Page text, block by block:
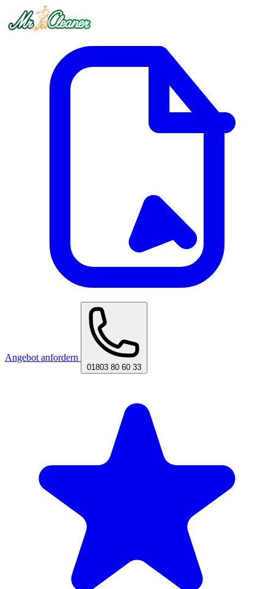
Angebot anfordern
01803 80 60 33